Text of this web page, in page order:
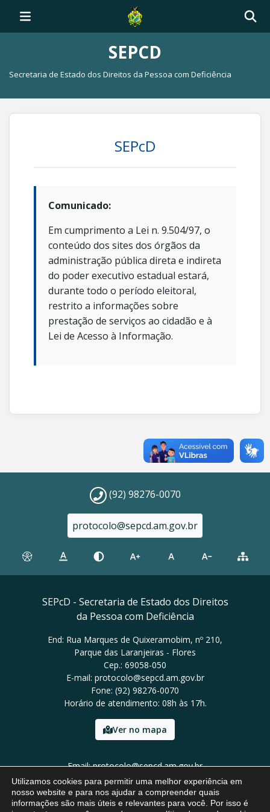
SEPCD
Secretaria de Estado dos Direitos da Pessoa com Deficiência
SEPcD
Comunicado:
Em cumprimento a Lei n. 9.504/97, o
conteúdo dos sites dos órgãos da
administração pública direta e indireta
do poder executivo estadual estará,
durante todo o período eleitoral,
restrito a informações sobre
prestação de serviços ao cidadão e à
Lei de Acesso à Informação.
(92) 98276-0070
protocolo@sepcd.am.gov.br
SEPcD - Secretaria de Estado dos Direitos
da Pessoa com Deficiência
End: Rua Marques de Quixeramobim, nº 210,
Parque das Laranjeiras - Flores
Cep.: 69058-050
E-mail: protocolo@sepcd.am.gov.br
Fone: (92) 98276-0070
Horário de atendimento: 08h às 17h.
Ver no mapa
Email: protocolo@sepcd.am.gov.br
Tel: (92) 98276-0070
Utilizamos cookies para permitir uma melhor experiência em
nosso website e para nos ajudar a compreender quais
informações são mais úteis e relevantes para você. Por isso é